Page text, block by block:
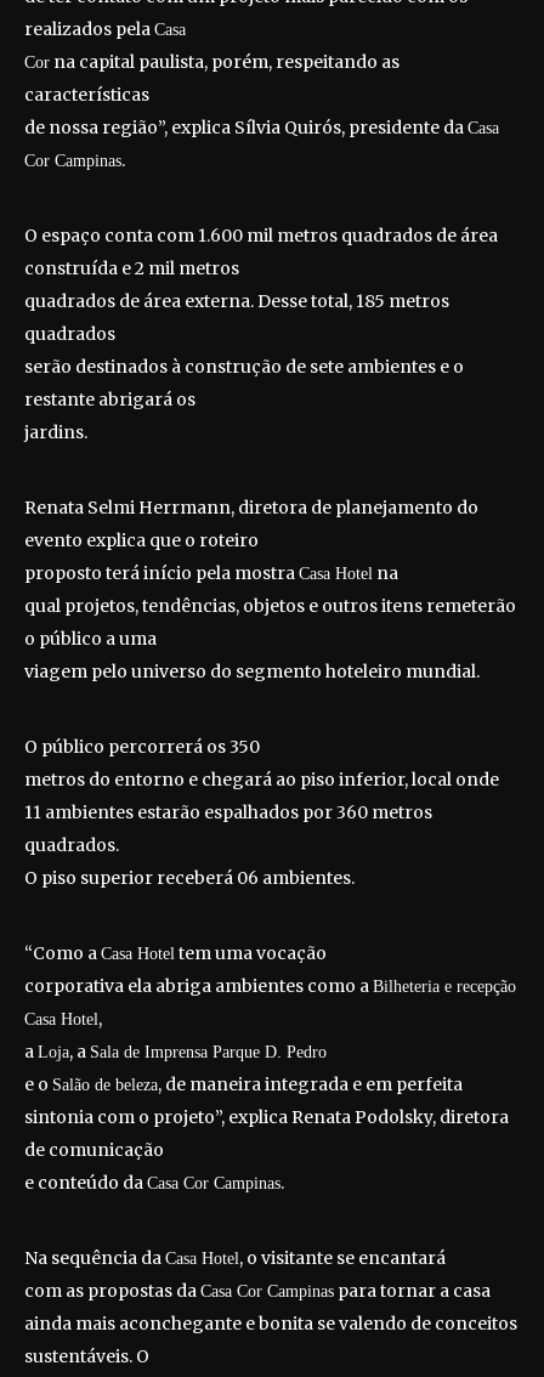
realizados pela Casa
Cor na capital paulista, porém, respeitando as
características
de nossa região”, explica Sílvia Quirós, presidente da Casa
Cor Campinas.
O espaço conta com 1.600 mil metros quadrados de área
construída e 2 mil metros
quadrados de área externa. Desse total, 185 metros
quadrados
serão destinados à construção de sete ambientes e o
restante abrigará os
jardins.
Renata Selmi Herrmann, diretora de planejamento do
evento explica que o roteiro
proposto terá início pela mostra Casa Hotel na
qual projetos, tendências, objetos e outros itens remeterão
o público a uma
viagem pelo universo do segmento hoteleiro mundial.
O público percorrerá os 350
metros do entorno e chegará ao piso inferior, local onde
11 ambientes estarão espalhados por 360 metros
quadrados.
O piso superior receberá 06 ambientes.
“Como a Casa Hotel tem uma vocação
corporativa ela abriga ambientes como a Bilheteria e recepção
Casa Hotel,
a Loja, a Sala de Imprensa Parque D. Pedro
e o Salão de beleza, de maneira integrada e em perfeita
sintonia com o projeto”, explica Renata Podolsky, diretora
de comunicação
e conteúdo da Casa Cor Campinas.
Na sequência da Casa Hotel, o visitante se encantará
com as propostas da Casa Cor Campinas para tornar a casa
ainda mais aconchegante e bonita se valendo de conceitos
sustentáveis. O